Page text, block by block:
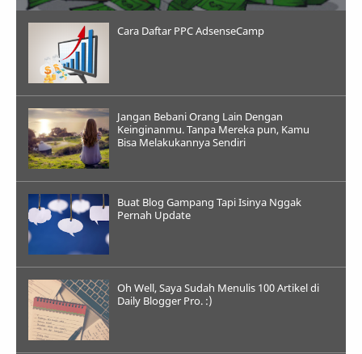
Cara Daftar PPC AdsenseCamp
Jangan Bebani Orang Lain Dengan
Keinginanmu. Tanpa Mereka pun, Kamu
Bisa Melakukannya Sendiri
Buat Blog Gampang Tapi Isinya Nggak
Pernah Update
Oh Well, Saya Sudah Menulis 100 Artikel di
Daily Blogger Pro. :)